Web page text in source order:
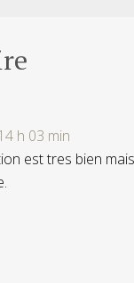
h 03 min
est tres bien